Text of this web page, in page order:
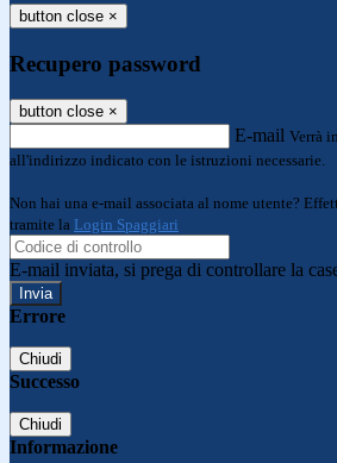
button close ×
Recupero password
button close ×
E-mail Verrà
all'indirizzo indicato con le istruzioni necessarie.
Non hai una e-mail associata al nome utente?
tramite la Login Spaggiari
E-mail inviata, si prega di controllare la
Errore
Chiudi
Successo
Chiudi
Informazione